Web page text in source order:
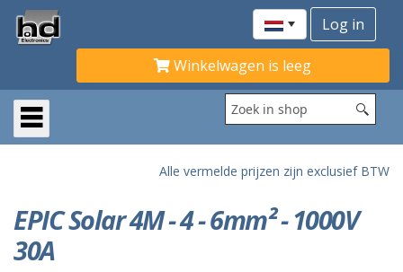
Winkelwagen is leeg
Alle vermelde prijzen zijn exclusief BTW
EPIC Solar 4M - 4 - 6mm² - 1000V
30A